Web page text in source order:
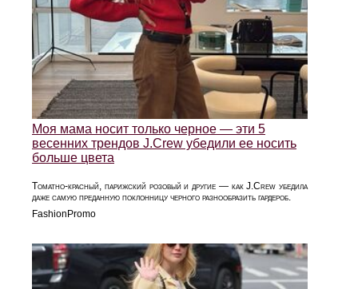
Моя мама носит только черное — эти 5
весенних трендов J.Crew убедили ее носить
больше цвета
Томатно-красный, парижский розовый и другие — как J.Crew убедила
даже самую преданную поклонницу черного разнообразить гардероб.
FashionPromo